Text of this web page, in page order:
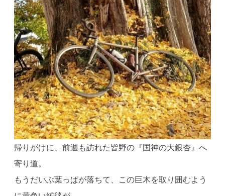
帰りがけに、前週も訪れた皆野の『国神の大銀杏』へ
寄り道。
もうだいぶ葉っぱが落ちて、この巨木を取り囲むよう